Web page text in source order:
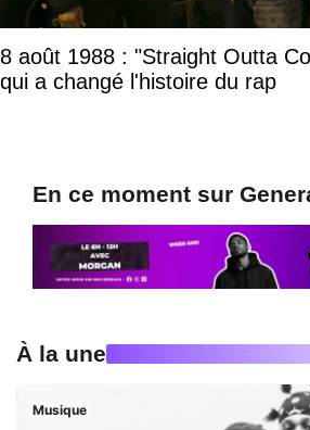
8 août 1988 : "Straight Outta
qui a changé l'histoire du rap
En ce moment sur
À la une
Musique